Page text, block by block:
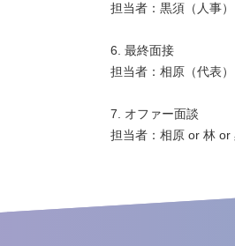
担当者：黒須（人事）
6. 最終面接
担当者：相原（代表）
7. オファー面談
担当者：相原 or 林 or